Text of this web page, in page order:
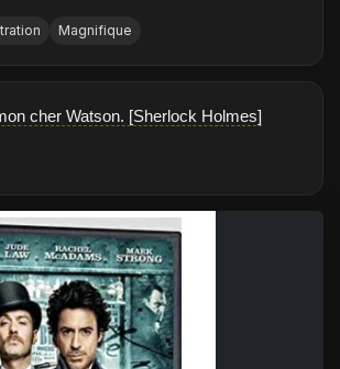
Magnifique
cher Watson. [Sherlock Holmes]